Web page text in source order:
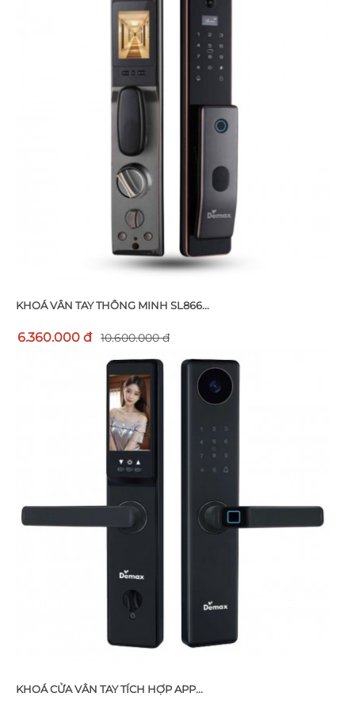
KHOÁ VÂN TAY THÔNG MINH SL866...
6.360.000 đ 10.600.000 đ
KHOÁ CỬA VÂN TAY TÍCH HỢP APP...